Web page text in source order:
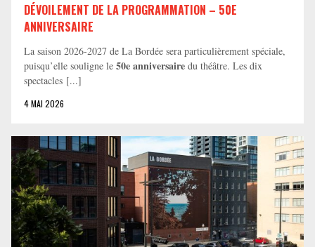
DÉVOILEMENT DE LA PROGRAMMATION – 50E
ANNIVERSAIRE
La saison 2026-2027 de La Bordée sera particulièrement spéciale,
puisqu’elle souligne le 50e anniversaire du théâtre. Les dix
spectacles [...]
4 MAI 2026